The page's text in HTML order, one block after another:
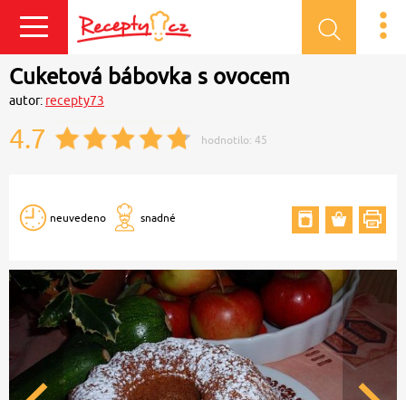
Přihlásit se
Cuketová bábovka s ovocem
autor: recepty73
4.7 hodnotilo: 45
neuvedeno snadné